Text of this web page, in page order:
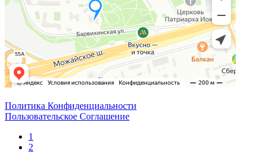
Политика Конфиденциальности
Пользовательское Соглашение
1
2